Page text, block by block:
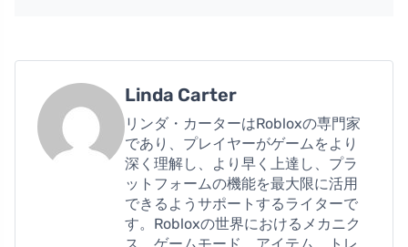
Linda Carter
リンダ・カーターはRobloxの専門家
であり、プレイヤーがゲームをより
深く理解し、より早く上達し、プラ
ットフォームの機能を最大限に活用
できるようサポートするライターで
す。Robloxの世界におけるメカニク